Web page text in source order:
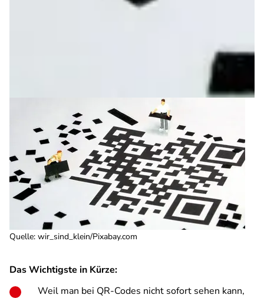
Quelle: wir_sind_klein/Pixabay.com
Das Wichtigste in Kürze:
Weil man bei QR-Codes nicht sofort sehen kann,